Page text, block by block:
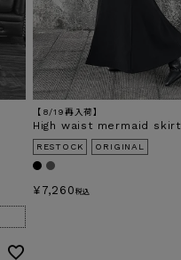
【8/19再入荷】
High waist mermaid skirt
RESTOCK ORIGINAL
¥ 7,260 税込